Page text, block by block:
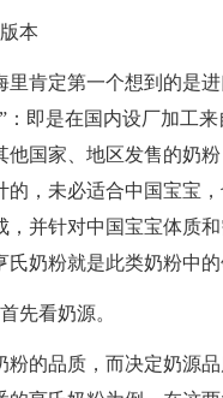
本
定第一个想到的是进
即是在国内设厂加工
他国家、地区发售的奶
，未必适合中国宝宝
，并针对中国宝宝体质
奶粉就是此类奶粉中的
看奶源。
品质，而决定奶源品